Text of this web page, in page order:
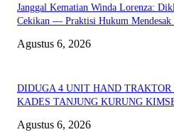
Janggal Kematian Winda Lorenza:
Cekikan — Praktisi Hukum Mendesak
Agustus 6, 2026
DIDUGA 4 UNIT HAND
KADES TANJUNG KURUNG
Agustus 6, 2026